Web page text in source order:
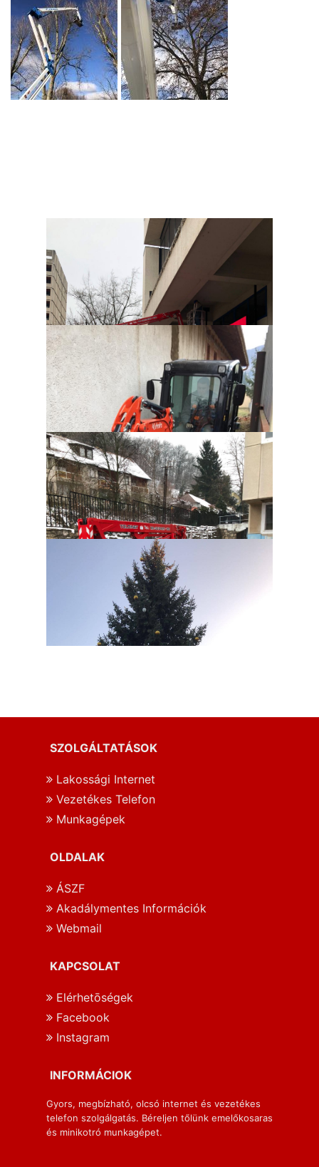
SZOLGÁLTATÁSOK
Lakossági Internet
Vezetékes Telefon
Munkagépek
OLDALAK
ÁSZF
Akadálymentes Információk
Webmail
KAPCSOLAT
Elérhetōségek
Facebook
Instagram
INFORMÁCIOK
Gyors, megbízható, olcsó internet és vezetékes
telefon szolgálgatás. Béreljen tőlünk emelőkosaras
és minikotró munkagépet.